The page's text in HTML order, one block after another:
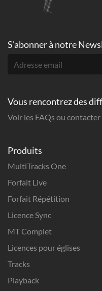
Produits
MultiTracks One
Forfait Live
Forfait Répétition
Licence Sync
MT Complet
Licences pour églises
Tracks
Playback
S'abonner à notre
Vous rencontrez des
Voir les FAQs ou